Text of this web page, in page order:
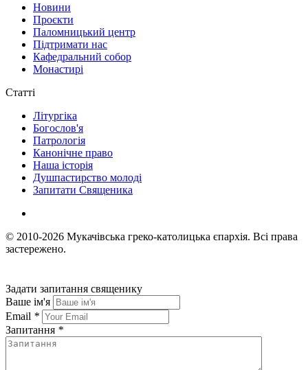
Новини
Проєкти
Паломницький центр
Підтримати нас
Кафедральний собор
Монастирі
Статті
Літургіка
Богослов'я
Патрологія
Канонічне право
Наша історія
Душпастирство молоді
Запитати Священика
© 2010-2026 Мукачівська греко-католицька єпархія. Всі права
застережено.
Задати запитання священику
Ваше ім'я
Email *
Запитання *